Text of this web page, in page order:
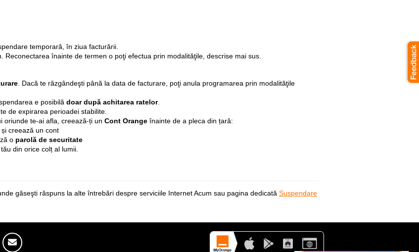
temporară, în ziua facturării.
Reconectarea înainte de termen o poţi efectua prin modalităţile, descrise mai sus.
. Dacă te răzgândeşti până la data de facturare, poţi anula programarea prin modalităţile
e posibilă doar după achitarea ratelor.
de expirarea perioadei stabilite.
oriunde te-ai afla, creează-ți un Cont Orangeînainte de a pleca din țară:
și creează un cont
o parolă de securitate
din orice colț al lumii.
găseşti răspuns la alte întrebări despre serviciile Internet Acum sau pagina dedicată Suspendare